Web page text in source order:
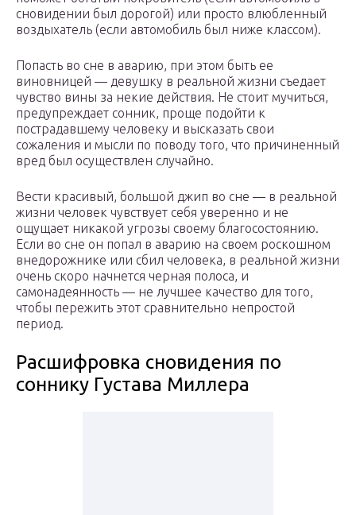
сновидении был дорогой) или просто влюбленный
воздыхатель (если автомобиль был ниже классом).
Попасть во сне в аварию, при этом быть ее
виновницей — девушку в реальной жизни съедает
чувство вины за некие действия. Не стоит мучиться,
предупреждает сонник, проще подойти к
пострадавшему человеку и высказать свои
сожаления и мысли по поводу того, что причиненный
вред был осуществлен случайно.
Вести красивый, большой джип во сне — в реальной
жизни человек чувствует себя уверенно и не
ощущает никакой угрозы своему благосостоянию.
Если во сне он попал в аварию на своем роскошном
внедорожнике или сбил человека, в реальной жизни
очень скоро начнется черная полоса, и
самонадеянность — не лучшее качество для того,
чтобы пережить этот сравнительно непростой
период.
Расшифровка сновидения по
соннику Густава Миллера